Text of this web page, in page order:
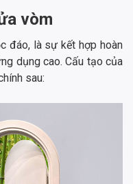
vòm
đáo, là sự kết hợp hoàn
dụng cao. Cấu tạo của
sau: